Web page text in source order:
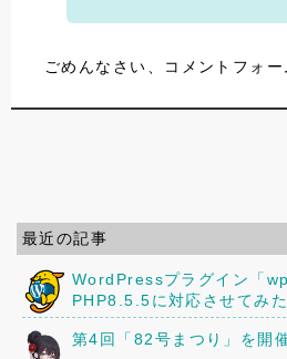
ごめんなさい、コメントフォー
最近の記事
WordPressプラグイン「
PHP8.5.5に対応させてみた
第4回「82号まつり」を開